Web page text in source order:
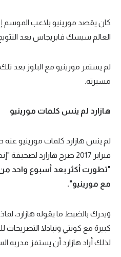
كان يقصد مورينيو بلاعب الموسم
العالم سيسك فابريجاس بعد
لم يستمر مورينيو مع البلوز بعد
مسيرته.
هازارد لم ينس كلمات مورينيو
فبراير 2017 صرح هازارد لصحيفة "إندبندنت" الإنجليزية قائلا:
"تطورت أكثر بعد أسبوع واحد
مع مورينيو".
ويدرك بالضبط ما يقوله هازارد،
كبيرة مع كونتي وتبادلا
لذلك أراد هازارد أن يستفز مدربه